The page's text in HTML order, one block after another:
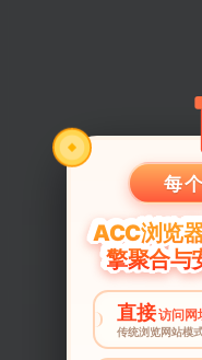
每
ACC浏览
擎聚合与
直接访问网
传统浏览网站模